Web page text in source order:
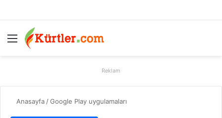
Menü
Reklam
Anasayfa /Google Play uygulamaları